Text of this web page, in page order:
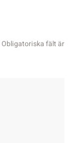
Obligatoriska fält är